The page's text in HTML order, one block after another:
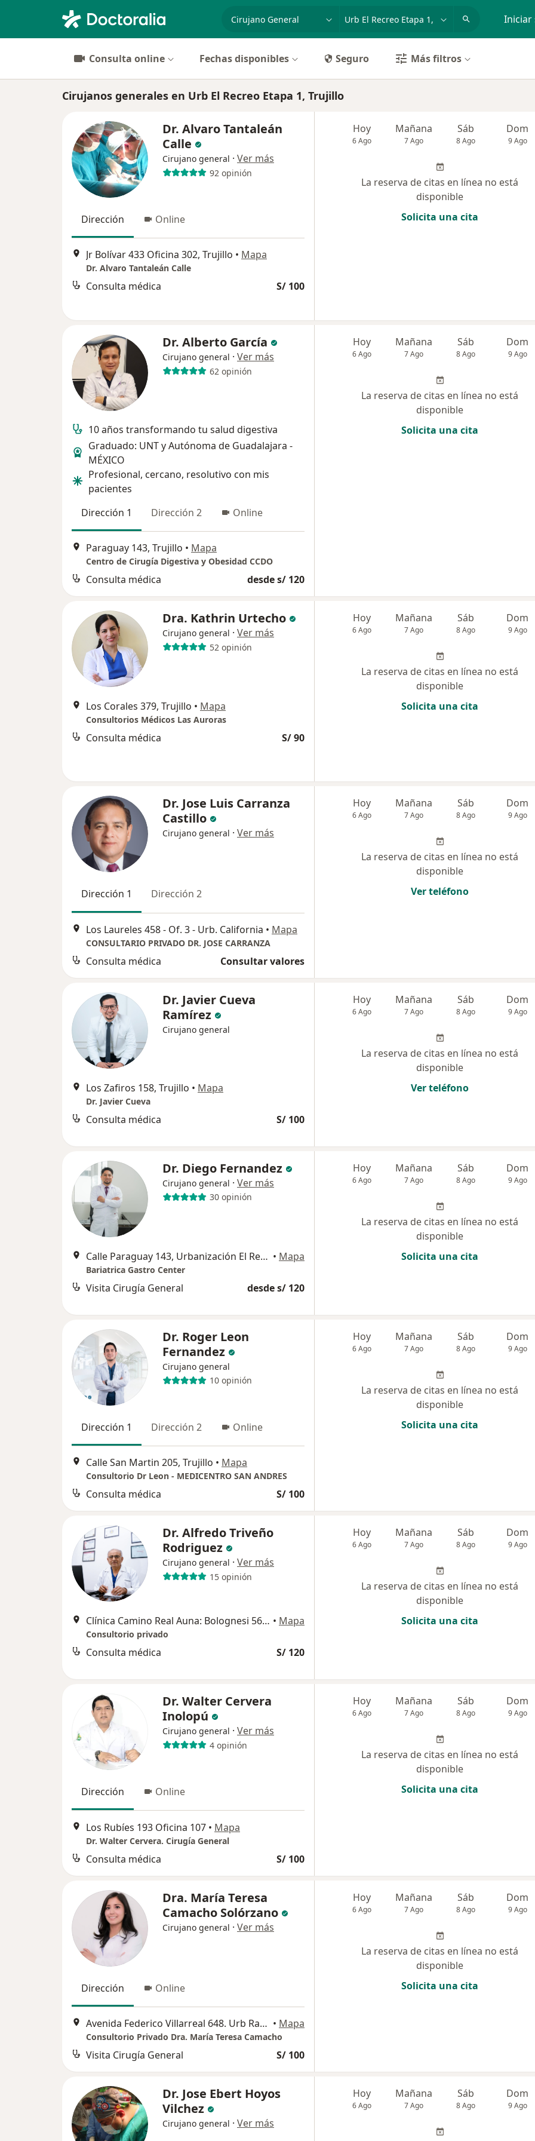
Iniciar
Consulta online Fechas disponibles Seguro Más filtros
Cirujanos generales en Urb El Recreo Etapa 1, Trujillo
Dr. Alvaro Tantaleán
Calle
Cirujano general · Ver más
92 opinión
Dirección Online
Jr Bolívar 433 Oficina 302, Trujillo • Mapa
Dr. Alvaro Tantaleán Calle
Consulta médica S/ 100
Hoy
6 Ago
Mañana
7 Ago
Sáb
8 Ago
Dom
9 Ago
La reserva de citas en línea no está
disponible
Solicita una cita
Dr. Alberto García
Cirujano general · Ver más
62 opinión
10 años transformando tu salud digestiva
Graduado: UNT y Autónoma de Guadalajara -
MÉXICO
Profesional, cercano, resolutivo con mis
pacientes
Dirección 1
Dirección 2 Online
Paraguay 143, Trujillo • Mapa
Centro de Cirugía Digestiva y Obesidad CCDO
Consulta médica desde s/ 120
Hoy
6 Ago
Mañana
7 Ago
Sáb
8 Ago
Dom
9 Ago
La reserva de citas en línea no está
disponible
Solicita una cita
Dra. Kathrin Urtecho
Cirujano general · Ver más
52 opinión
Los Corales 379, Trujillo • Mapa
Consultorios Médicos Las Auroras
Consulta médica S/ 90
Hoy
6 Ago
Mañana
7 Ago
Sáb
8 Ago
Dom
9 Ago
La reserva de citas en línea no está
disponible
Solicita una cita
Dr. Jose Luis Carranza
Castillo
Cirujano general · Ver más
Dirección 1 Dirección 2
Los Laureles 458 - Of. 3 - Urb. California • Mapa
CONSULTARIO PRIVADO DR. JOSE CARRANZA
Consulta médica Consultar valores
Hoy
6 Ago
Mañana
7 Ago
Sáb
8 Ago
Dom
9 Ago
La reserva de citas en línea no está
disponible
Ver teléfono
Dr. Javier Cueva
Ramírez
Cirujano general
Los Zafiros 158, Trujillo • Mapa
Dr. Javier Cueva
Consulta médica S/ 100
Hoy
6 Ago
Mañana
7 Ago
Sáb
8 Ago
Dom
9 Ago
La reserva de citas en línea no está
disponible
Ver teléfono
Dr. Diego Fernandez
Cirujano general · Ver más
30 opinión
Calle Paraguay 143, Urbanización El Recreo, Trujillo • Mapa
Bariatrica Gastro Center
Visita Cirugía General desde s/ 120
Hoy
6 Ago
Mañana
7 Ago
Sáb
8 Ago
Dom
9 Ago
La reserva de citas en línea no está
disponible
Solicita una cita
Dr. Roger Leon
Fernandez
Cirujano general
10 opinión
Dirección 1 Dirección 2 Online
Calle San Martin 205, Trujillo • Mapa
Consultorio Dr Leon - MEDICENTRO SAN ANDRES
Consulta médica S/ 100
Hoy
6 Ago
Mañana
7 Ago
Sáb
8 Ago
Dom
9 Ago
La reserva de citas en línea no está
disponible
Solicita una cita
Dr. Alfredo Triveño
Rodriguez
Cirujano general · Ver más
15 opinión
Clínica Camino Real Auna: Bolognesi 565, Trujillo – Perú., Trujillo • Mapa
Consultorio privado
Consulta médica S/ 120
Hoy
6 Ago
Mañana
7 Ago
Sáb
8 Ago
Dom
9 Ago
La reserva de citas en línea no está
disponible
Solicita una cita
Dr. Walter Cervera
Inolopú
Cirujano general · Ver más
4 opinión
Dirección Online
Los Rubíes 193 Oficina 107 • Mapa
Dr. Walter Cervera. Cirugía General
Consulta médica S/ 100
Hoy
6 Ago
Mañana
7 Ago
Sáb
8 Ago
Dom
9 Ago
La reserva de citas en línea no está
disponible
Solicita una cita
Dra. María Teresa
Camacho Solórzano
Cirujano general · Ver más
Dirección Online
Avenida Federico Villarreal 648. Urb Razuri, Trujillo • Mapa
Consultorio Privado Dra. María Teresa Camacho
Visita Cirugía General S/ 100
Hoy
6 Ago
Mañana
7 Ago
Sáb
8 Ago
Dom
9 Ago
La reserva de citas en línea no está
disponible
Solicita una cita
Dr. Jose Ebert Hoyos
Vilchez
Cirujano general · Ver más
Hoy
6 Ago
Mañana
7 Ago
Sáb
8 Ago
Dom
9 Ago